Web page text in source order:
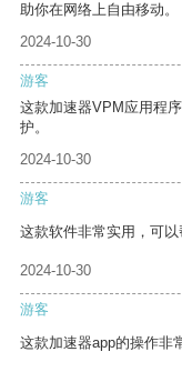
助你在网络上自由移动。
2024-10-30
游客
这款加速器VPM应用程
护。
2024-10-30
游客
这款软件非常实用，可以
2024-10-30
游客
这款加速器app的操作非